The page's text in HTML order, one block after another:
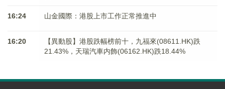
16:24 山金國際：港股上市工作正常推進中
16:20
【異動股】港股跌幅榜前十，九福來(08611.HK)跌
21.43%，天瑞汽車内飾(06162.HK)跌18.44%